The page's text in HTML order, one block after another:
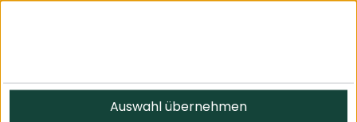
Auswahl übernehmen